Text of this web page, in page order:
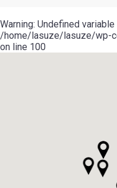
Warning: Undefined
/home/lasuze/lasuze/wp-
on line 100